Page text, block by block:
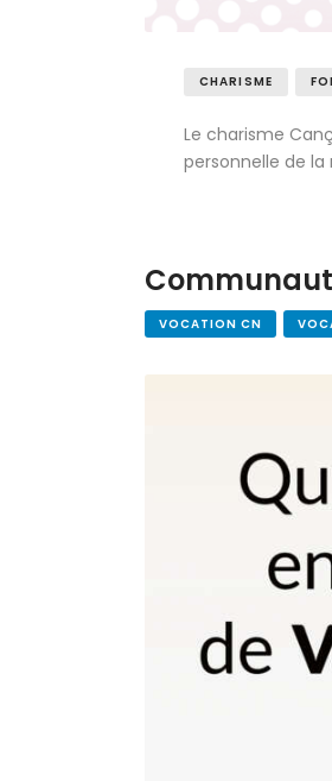
CHARISME
Le charisme
personnelle de la
VOCATION CN